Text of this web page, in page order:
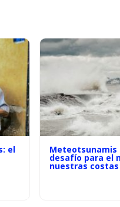
el Meteotsunamis
desafío para el
nuestras costas